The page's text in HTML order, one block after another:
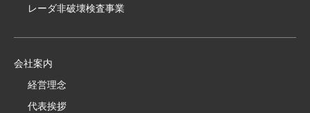
レーダ非破壊検査事業
会社案内
経営理念
代表挨拶